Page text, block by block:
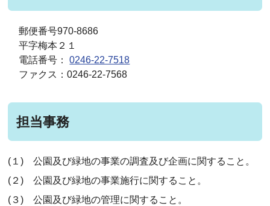
郵便番号970-8686
平字梅本２１
電話番号：0246-22-7518
ファクス：0246-22-7568
担当事務
(１) 公園及び緑地の事業の調査及び企画に関すること。
(２) 公園及び緑地の事業施行に関すること。
(３) 公園及び緑地の管理に関すること。